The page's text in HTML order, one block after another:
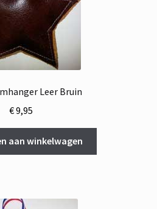
Leer Bruin
€9,95
aan winkelwagen